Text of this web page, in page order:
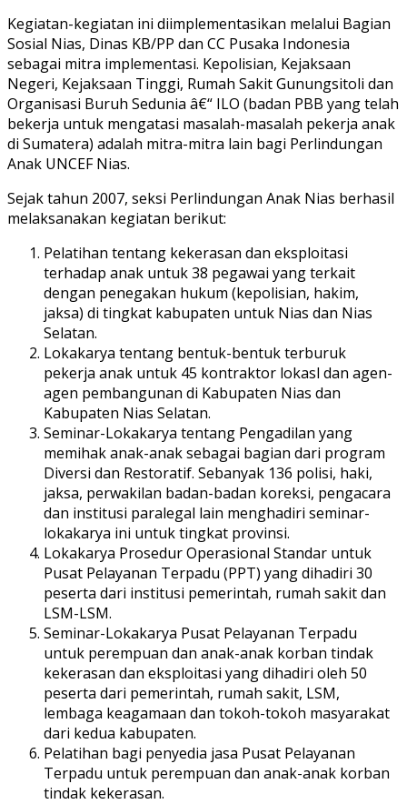
Kegiatan-kegiatan ini diimplementasikan melalui Bagian
Sosial Nias, Dinas KB/PP dan CC Pusaka Indonesia
sebagai mitra implementasi. Kepolisian, Kejaksaan
Negeri, Kejaksaan Tinggi, Rumah Sakit Gunungsitoli dan
Organisasi Buruh Sedunia â€“ ILO (badan PBB yang telah
bekerja untuk mengatasi masalah-masalah pekerja anak
di Sumatera) adalah mitra-mitra lain bagi Perlindungan
Anak UNCEF Nias.
Sejak tahun 2007, seksi Perlindungan Anak Nias berhasil
melaksanakan kegiatan berikut:
Pelatihan tentang kekerasan dan eksploitasi
terhadap anak untuk 38 pegawai yang terkait
dengan penegakan hukum (kepolisian, hakim,
jaksa) di tingkat kabupaten untuk Nias dan Nias
Selatan.
Lokakarya tentang bentuk-bentuk terburuk
pekerja anak untuk 45 kontraktor lokasl dan agen-
agen pembangunan di Kabupaten Nias dan
Kabupaten Nias Selatan.
Seminar-Lokakarya tentang Pengadilan yang
memihak anak-anak sebagai bagian dari program
Diversi dan Restoratif. Sebanyak 136 polisi, haki,
jaksa, perwakilan badan-badan koreksi, pengacara
dan institusi paralegal lain menghadiri seminar-
lokakarya ini untuk tingkat provinsi.
Lokakarya Prosedur Operasional Standar untuk
Pusat Pelayanan Terpadu (PPT) yang dihadiri 30
peserta dari institusi pemerintah, rumah sakit dan
LSM-LSM.
Seminar-Lokakarya Pusat Pelayanan Terpadu
untuk perempuan dan anak-anak korban tindak
kekerasan dan eksploitasi yang dihadiri oleh 50
peserta dari pemerintah, rumah sakit, LSM,
lembaga keagamaan dan tokoh-tokoh masyarakat
dari kedua kabupaten.
Pelatihan bagi penyedia jasa Pusat Pelayanan
Terpadu untuk perempuan dan anak-anak korban
tindak kekerasan.